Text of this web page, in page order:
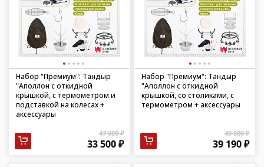
Набор "Премиум": Тандыр
"Аполлон с откидной
крышкой, с термометром и
подставкой на колесах +
аксессуары
47 000 ₽
33 500 ₽
Набор "Премиум": Тандыр
"Аполлон с откидной
крышкой, со столиками, с
термометром + аксессуары
49 800 ₽
39 190 ₽